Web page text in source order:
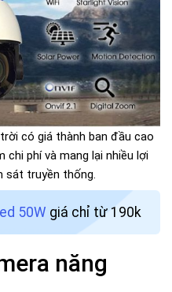
có giá thành ban đầu cao
chi phí và mang lại nhiều lợi
sát truyền thống.
50W giá chỉ từ 190k
năng